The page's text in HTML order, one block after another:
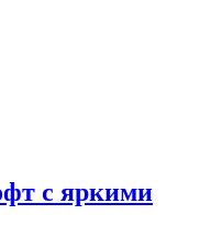
с яркими